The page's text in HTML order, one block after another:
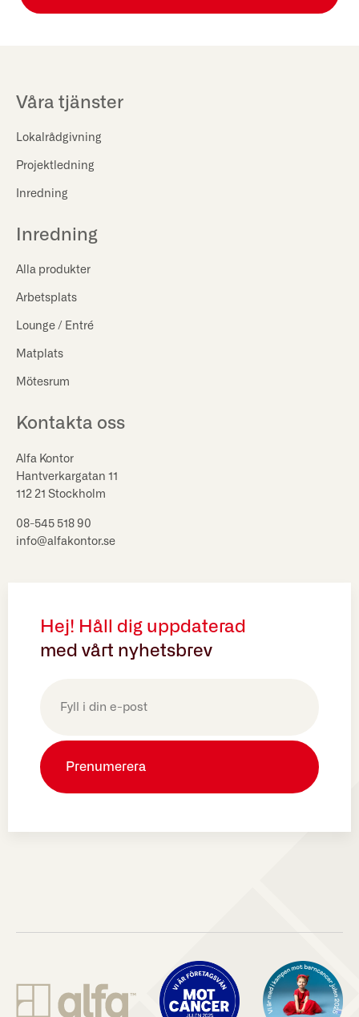
Våra tjänster
Lokalrådgivning
Projektledning
Inredning
Inredning
Alla produkter
Arbetsplats
Lounge / Entré
Matplats
Mötesrum
Kontakta oss
Alfa Kontor
Hantverkargatan 11
112 21 Stockholm
08-545 518 90
info@alfakontor.se
Hej! Håll dig uppdaterad
med vårt nyhetsbrev
(Obligatoriskt)